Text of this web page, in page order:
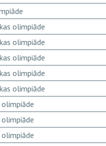
olimpiāde
olimpiāde
olimpiāde
olimpiāde
olimpiāde